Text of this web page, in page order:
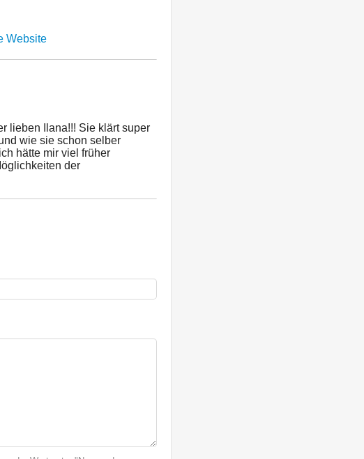
Website
lieben Ilana!!! Sie klärt super
wie sie schon selber
hätte mir viel früher
der